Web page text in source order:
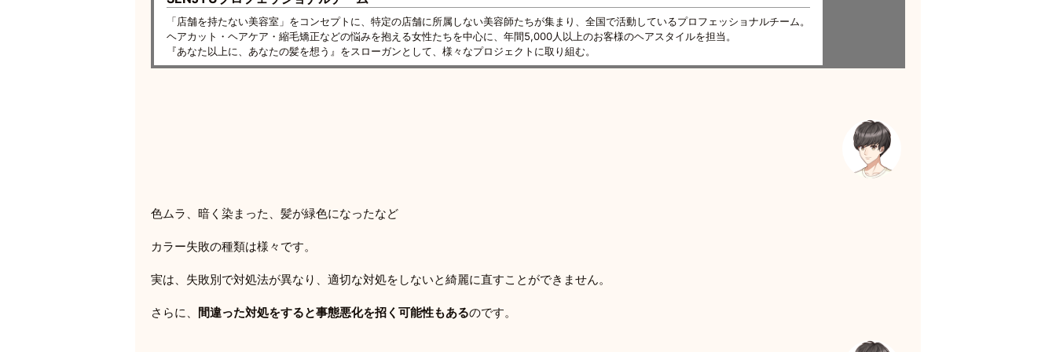
「店舗を持たない美容室」をコンセプトに、特定の店舗に所属しない美容師たちが集まり、全国で活動しているプロフェッショナルチーム。
ヘアカット・ヘアケア・縮毛矯正などの悩みを抱える女性たちを中心に、年間5,000人以上のお客様のヘアスタイルを担当。
『あなた以上に、あなたの髪を想う』をスローガンとして、様々なプロジェクトに取り組む。
色ムラ、暗く染まった、髪が緑色になったなど
カラー失敗の種類は様々です。
実は、失敗別で対処法が異なり、適切な対処をしないと綺麗に直すことができません。
さらに、 間違った対処をすると事態悪化を招く可能性もあるのです。